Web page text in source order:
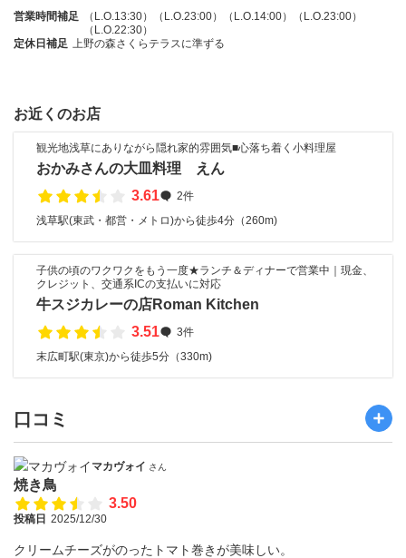
営業時間補足
（L.O.13:30）（L.O.23:00）（L.O.14:00）（L.O.23:00）
（L.O.22:30）
定休日補足 上野の森さくらテラスに準ずる
お近くのお店
観光地浅草にありながら隠れ家的雰囲気■心落ち着く小料理屋
おかみさんの大皿料理 えん
3.61
2件
浅草駅(東武・都営・メトロ)から徒歩4分（260m)
子供の頃のワクワクをもう一度★ランチ＆ディナーで営業中｜現金、
クレジット、交通系ICの支払いに対応
牛スジカレーの店Roman Kitchen
3.51
3件
末広町駅(東京)から徒歩5分（330m)
口コミ
マカヴォイ さん
焼き鳥
3.50
投稿日 2025/12/30
クリームチーズがのったトマト巻きが美味しい。